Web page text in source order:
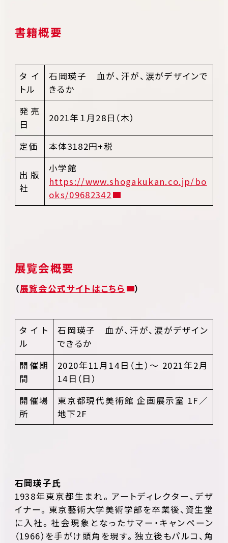
書籍概要
タイ
トル
石岡瑛子 血が、汗が、涙がデザインで
きるか
発売
日
2021年１月28日（木）
定価 本体3182円+税
出版
社
小学館
https://www.shogakukan.co.jp/bo
oks/09682342
展覧会概要
（展覧会公式サイトはこちら ）
タイト
ル
石岡瑛子 血が、汗が、涙がデザイン
できるか
開催期
間
2020年11月14日（土）～ 2021年2月
14日（日）
開催場
所
東京都現代美術館 企画展示室 1F／
地下2F
石岡瑛子氏
1938年東京都生まれ。アートディレクター、デザ
イナー。東京藝術大学美術学部を卒業後、資生堂
に入社。社会現象となったサマー・キャンペーン
（1966）を手がけ頭角を現す。独立後もパルコ、角